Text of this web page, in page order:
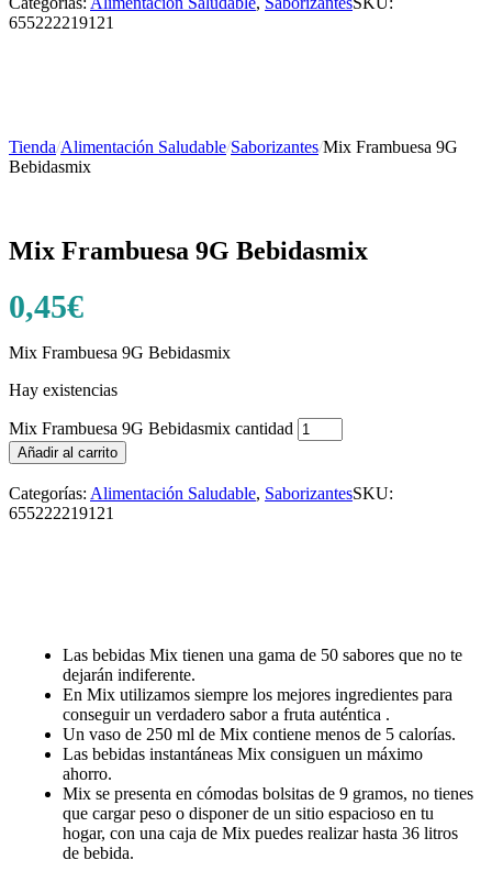
655222219121
Tienda/Alimentación Saludable/Saborizantes/Mix Frambuesa 9G
Bebidasmix
Mix Frambuesa 9G Bebidasmix
0,45€
Mix Frambuesa 9G Bebidasmix
Hay existencias
Mix Frambuesa 9G Bebidasmix cantidad
Añadir al carrito
Categorías: Alimentación Saludable, SaborizantesSKU:
655222219121
Las bebidas Mix tienen una gama de 50 sabores que no te
dejarán indiferente.
En Mix utilizamos siempre los mejores ingredientes para
conseguir un verdadero sabor a fruta auténtica .
Un vaso de 250 ml de Mix contiene menos de 5 calorías.
Las bebidas instantáneas Mix consiguen un máximo
ahorro.
Mix se presenta en cómodas bolsitas de 9 gramos, no tienes
que cargar peso o disponer de un sitio espacioso en tu
hogar, con una caja de Mix puedes realizar hasta 36 litros
de bebida.